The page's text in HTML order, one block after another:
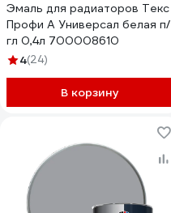
Эмаль для радиаторов Текс
Профи А Универсал белая п/
гл 0,4л 700008610
4(24)
В корзину